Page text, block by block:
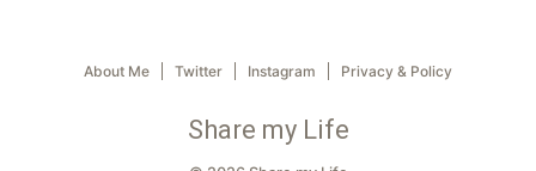
About Me Twitter Instagram Privacy & Policy
Share my Life